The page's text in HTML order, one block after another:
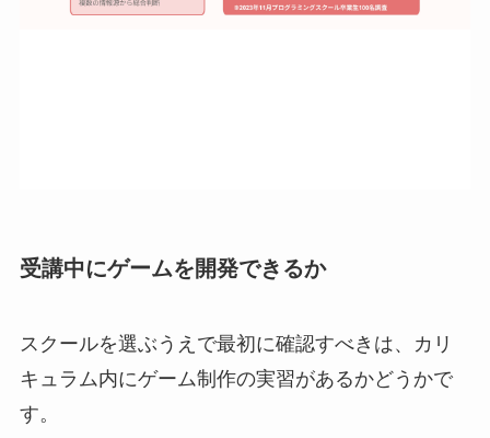
受講中にゲームを開発できるか
スクールを選ぶうえで最初に確認すべきは、カリ
キュラム内にゲーム制作の実習があるかどうかで
す。